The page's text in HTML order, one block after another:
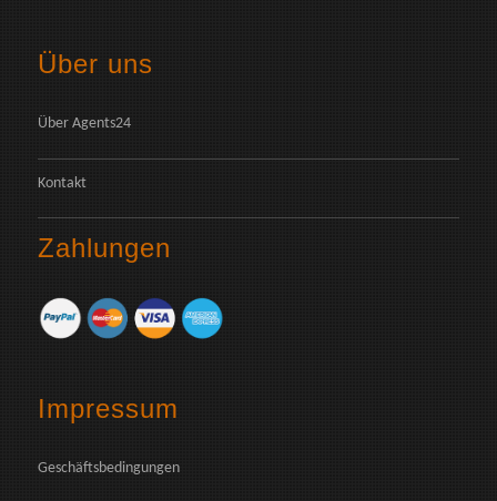
Über uns
Über Agents24
Kontakt
Zahlungen
Impressum
Geschäftsbedingungen